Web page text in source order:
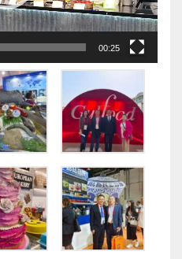
00:25